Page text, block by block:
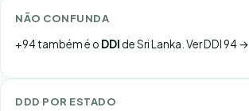
NÃO CONFUNDA
+94 também é o DDI de Sri Lanka. Ver DDI 94 →
DDD POR ESTADO